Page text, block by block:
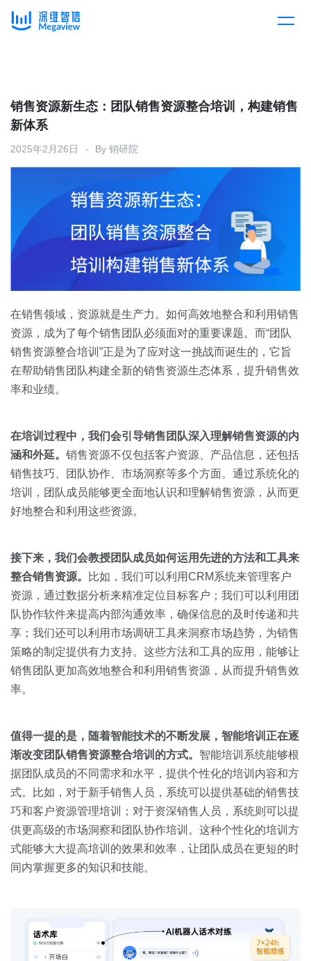
产品总览
产品集成
解决方案
按行业
房地产
金融
按角色
销售人员
销售管理
按业务场景
培训辅导
客户案例
资源中心
资源中心
全部
关于我们
预约演示
销售资源新生态：团队销售资源整合培训，构建销售
新体系
2025年2月26日 By 销研院
在销售领域，资源就是生产力。如何高效地整合和利用销售
资源，成为了每个销售团队必须面对的重要课题。而“团队
销售资源整合培训”正是为了应对这一挑战而诞生的，它旨
在帮助销售团队构建全新的销售资源生态体系，提升销售效
率和业绩。
在培训过程中，我们会引导销售团队深入理解销售资源的内
涵和外延。 销售资源不仅包括客户资源、产品信息，还包括
销售技巧、团队协作、市场洞察等多个方面。通过系统化的
培训，团队成员能够更全面地认识和理解销售资源，从而更
好地整合和利用这些资源。
接下来，我们会教授团队成员如何运用先进的方法和工具来
整合销售资源。
比如，我们可以利用CRM系统来管理客户
资源，通过数据分析来精准定位目标客户；我们可以利用团
队协作软件来提高内部沟通效率，确保信息的及时传递和共
享；我们还可以利用市场调研工具来洞察市场趋势，为销售
策略的制定提供有力支持。这些方法和工具的应用，能够让
销售团队更加高效地整合和利用销售资源，从而提升销售效
率。
值得一提的是，随着智能技术的不断发展，智能培训正在逐
渐改变团队销售资源整合培训的方式。 智能培训系统能够根
据团队成员的不同需求和水平，提供个性化的培训内容和方
式。比如，对于新手销售人员，系统可以提供基础的销售技
巧和客户资源管理培训；对于资深销售人员，系统则可以提
供更高级的市场洞察和团队协作培训。这种个性化的培训方
式能够大大提高培训的效果和效率，让团队成员在更短的时
间内掌握更多的知识和技能。